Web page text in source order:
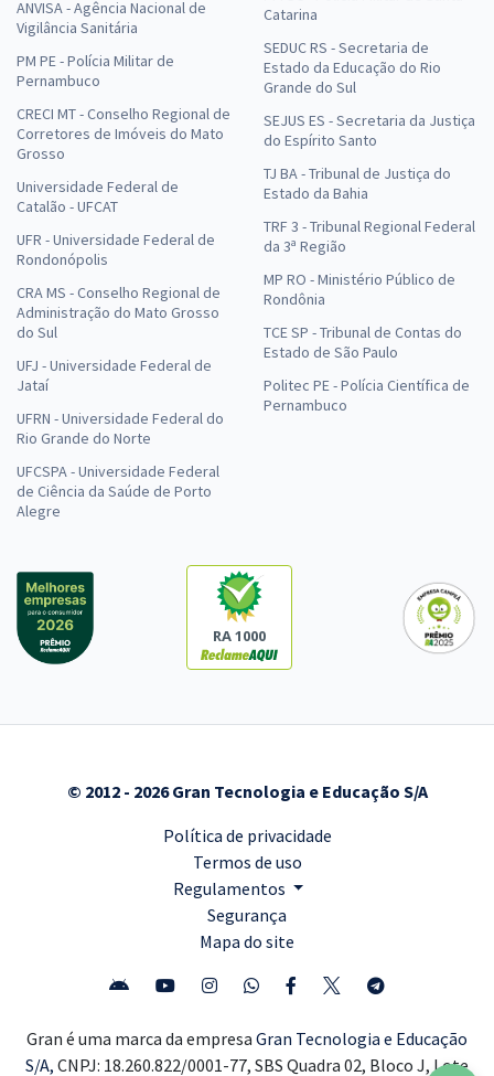
ANVISA - Agência Nacional de
Vigilância Sanitária
PM PE - Polícia Militar de
Pernambuco
CRECI MT - Conselho Regional de
Corretores de Imóveis do Mato
Grosso
Universidade Federal de
Catalão - UFCAT
UFR - Universidade Federal de
Rondonópolis
CRA MS - Conselho Regional de
Administração do Mato Grosso
do Sul
UFJ - Universidade Federal de
Jataí
UFRN - Universidade Federal do
Rio Grande do Norte
UFCSPA - Universidade Federal
de Ciência da Saúde de Porto
Alegre
Catarina
SEDUC RS - Secretaria de
Estado da Educação do Rio
Grande do Sul
SEJUS ES - Secretaria da Justiça
do Espírito Santo
TJ BA - Tribunal de Justiça do
Estado da Bahia
TRF 3 - Tribunal Regional Federal
da 3ª Região
MP RO - Ministério Público de
Rondônia
TCE SP - Tribunal de Contas do
Estado de São Paulo
Politec PE - Polícia Científica de
Pernambuco
RA 1000
© 2012 - 2026 Gran Tecnologia e Educação S/A
Política de privacidade
Termos de uso
Regulamentos
Segurança
Mapa do site
Gran é uma marca da empresa Gran Tecnologia e Educação
S/A, CNPJ: 18.260.822/0001-77, SBS Quadra 02, Bloco J, Lote